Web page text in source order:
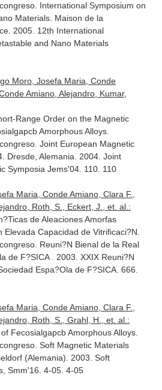
International Symposium on
Materials. Maison de la
2005. 12th International
and Nano Materials
Moro, Josefa Maria, Conde
Amiano, Alejandro, Kumar,
Range Order on the Magnetic
Amorphous Alloys.
Joint European Magnetic
Dresde, Alemania. 2004. Joint
Symposia Jems'04. 110. 110
Maria, Conde Amiano, Clara F.,
Roth, S., Eckert, J., et. al.:
de Aleaciones Amorfas
Elevada Capacidad de Vitrificaci?N.
Reuni?N Bienal de la Real
de F?SICA . 2003. XXIX Reuni?N
Espa?Ola de F?SICA. 666.
Maria, Conde Amiano, Clara F.,
Roth, S., Grahl, H., et. al.:
Fecosialgapcb Amorphous Alloys.
Soft Magnetic Materials
(Alemania). 2003. Soft
Smm'16. 4-05. 4-05